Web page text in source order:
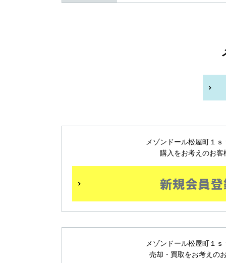
メゾンドール松屋町１ｓ
購入をお考えのお客
メゾンドール松屋町１ｓ
売却・買取をお考えの